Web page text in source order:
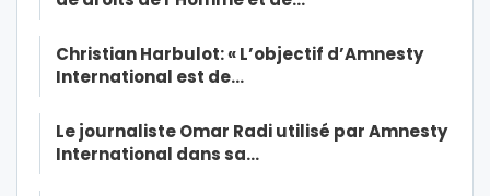
Christian Harbulot: « L’objectif d’Amnesty
International est de…
Le journaliste Omar Radi utilisé par Amnesty
International dans sa…